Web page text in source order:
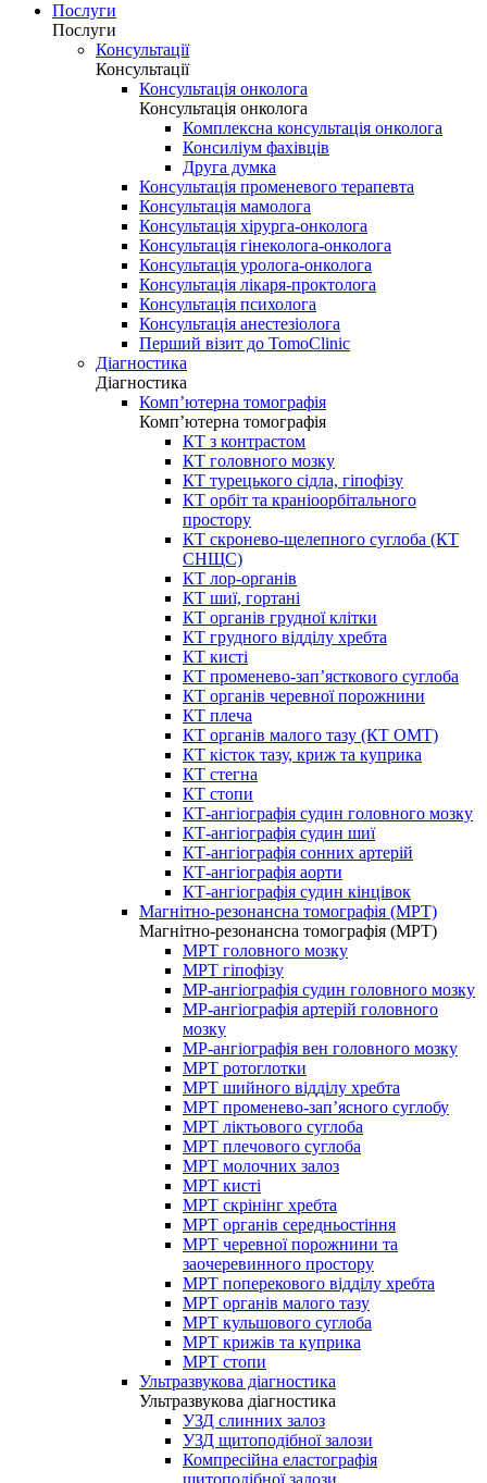
Послуги
Послуги
Консультації
Консультації
Консультація онколога
Консультація онколога
Комплексна консультація онколога
Консиліум фахівців
Друга думка
Консультація променевого терапевта
Консультація мамолога
Консультація хірурга-онколога
Консультація гінеколога-онколога
Консультація уролога-онколога
Консультація лікаря-проктолога
Консультація психолога
Консультація анестезіолога
Перший візит до TomoClinic
Діагностика
Діагностика
Комп’ютерна томографія
Комп’ютерна томографія
КТ з контрастом
КТ головного мозку
КТ турецького сідла, гіпофізу
КТ орбіт та краніоорбітального
простору
КТ скронево-щелепного суглоба (КТ
СНЩС)
КТ лор-органів
КТ шиї, гортані
КТ органів грудної клітки
КТ грудного відділу хребта
КТ кисті
КТ променево-зап’ясткового суглоба
КТ органів черевної порожнини
КТ плеча
КТ органів малого тазу (КТ ОМТ)
КТ кісток тазу, криж та куприка
КТ стегна
КТ стопи
КТ-ангіографія судин головного мозку
КТ-ангіографія судин шиї
КТ-ангіографія сонних артерій
КТ-ангіографія аорти
КТ-ангіографія судин кінцівок
Магнітно-резонансна томографія (МРТ)
Магнітно-резонансна томографія (МРТ)
МРТ головного мозку
МРТ гіпофізу
МР-ангіографія судин головного мозку
МР-ангіографія артерій головного
мозку
МР-ангіографія вен головного мозку
МРТ ротоглотки
МРТ шийного відділу хребта
МРТ променево-зап’ясного суглобу
МРТ ліктьового суглоба
МРТ плечового суглоба
МРТ молочних залоз
МРТ кисті
МРТ скрінінг хребта
МРТ органів середньостіння
МРТ черевної порожнини та
заочеревинного простору
МРТ поперекового відділу хребта
МРТ органів малого тазу
МРТ кульшового суглоба
МРТ крижів та куприка
МРТ стопи
Ультразвукова діагностика
Ультразвукова діагностика
УЗД слинних залоз
УЗД щитоподібної залози
Компресійна еластографія
щитоподібної залози